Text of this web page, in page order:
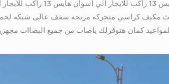
مكيف كراسي متحركه مريحه سقف عالى شبكه
كمان هتوفرلك باصات من جميع البصاات